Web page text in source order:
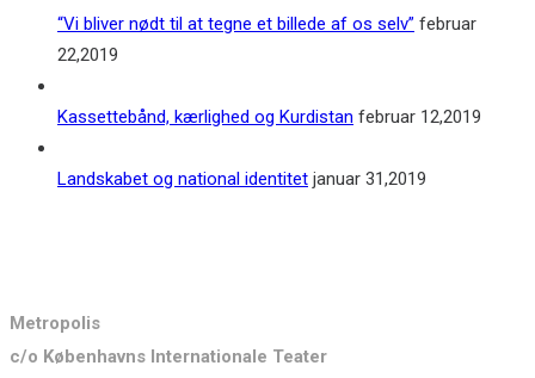
“Vi bliver nødt til at tegne et billede af os selv” februar
22,2019
Kassettebånd, kærlighed og Kurdistan februar 12,2019
Landskabet og national identitet januar 31,2019
Metropolis
c/o Københavns Internationale Teater